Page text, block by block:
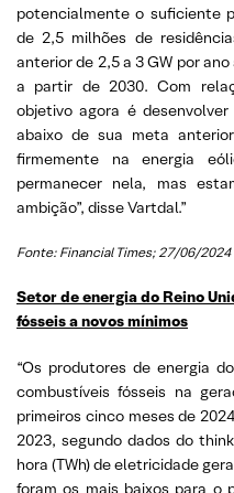
potencialmente o suficiente
de 2,5 milhões de
anterior de 2,5 a 3 GW por
a partir de 2030. Com
objetivo agora é
abaixo de sua meta
firmemente na energia
permanecer nela, mas
ambição”, disse Vartdal.”
Fonte: Financial Times; 27/06/2024
Setor de energia do Reino
fósseis a novos mínimos
“Os produtores de energia
combustíveis fósseis na
primeiros cinco meses de
2023, segundo dados do
hora (TWh) de eletricidade
foram os mais baixos para o